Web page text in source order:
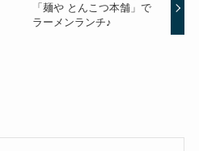
「麺や とんこつ本舗」で
ラーメンランチ♪